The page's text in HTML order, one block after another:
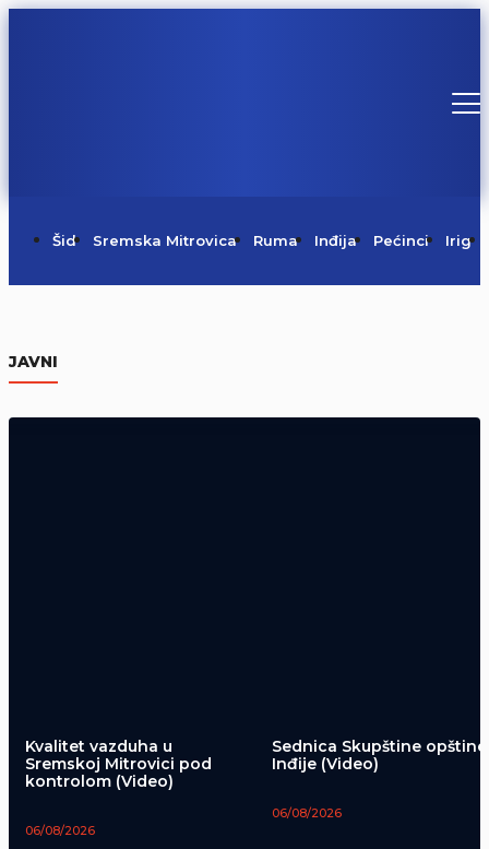
Šid Sremska Mitrovica Ruma Inđija Pećinci Irig
JAVNI
kontrolom
Kvalitet vazduha u
Sremskoj Mitrovici pod
kontrolom (Video)
06/08/2026
Sednica Skupštine opštine
Inđije (Video)
06/08/2026